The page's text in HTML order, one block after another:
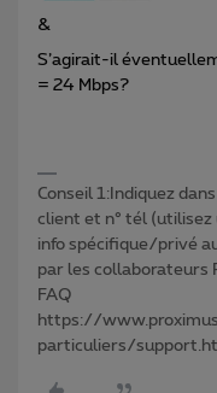
&
S’agirait-il
= 24 Mbps?
Conseil 1:Indiquez
client et n° tél (utilisez
info spécifique/privé
par les collaborateurs
FAQ
https://
particuliers/